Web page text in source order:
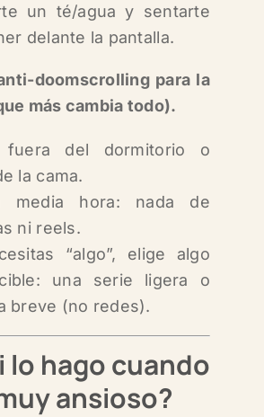
un té/agua y sentarte
delante la pantalla.
doomscrolling para la
más cambia todo).
fuera del dormitorio o
la cama.
media hora: nada de
ni reels.
“algo”, elige algo
una serie ligera o
breve (no redes).
lo hago cuando
ansioso?